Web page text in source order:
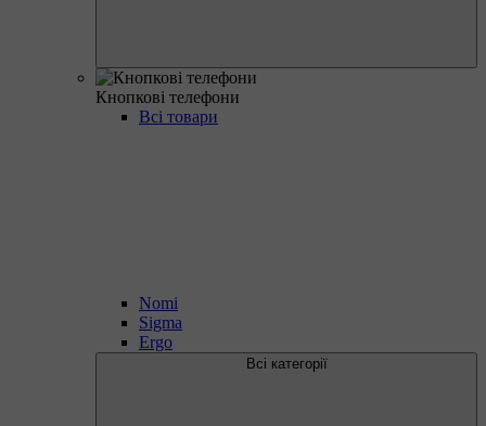
Кнопкові телефони
Всі товари
Nomi
Sigma
Ergo
Всі категорії